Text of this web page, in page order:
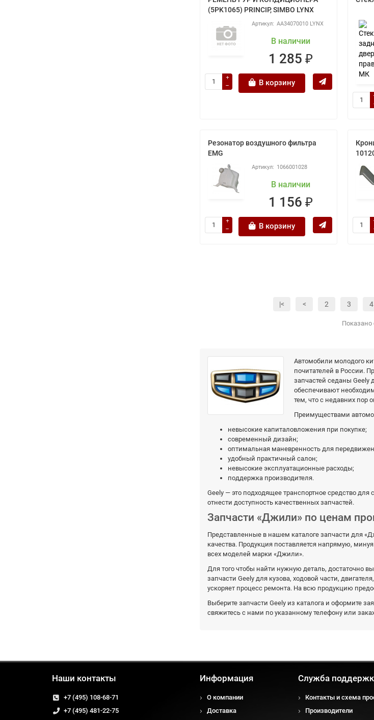
(5PK1065) PRINCIP, SIMBO LYNX
AA34070010 LYNX
В наличии
1 285 ₽
В корзину
Резонатор воздушного фильтра
EMG
1066001028
В наличии
1 156 ₽
В корзину
|< < 2 3 4
Показано
Автомобили молодого
почитателей в России.
запчастей седаны Geely
обеспечивают
тем, что с недавних пор
Преимуществами
невысокие капиталовложения при покупке;
современный дизайн;
оптимальная маневренность для
удобный практичный салон;
невысокие эксплуатационные расходы;
поддержка производителя.
Geely — это подходящее транспортное средство
отнести доступность качественных запчастей.
Запчасти «Джили» по ценам
Представленные в нашем каталоге запчасти для
качества. Продукция поставляется напрямую,
всех моделей марки «Джили».
Для того чтобы найти нужную деталь, достаточно
запчасти Geely для кузова, ходовой части,
ускоряет процесс ремонта. На всю продукцию
Выберите запчасти Geely из каталога и оформите
свяжитесь с нами по указанному телефону или
Наши контакты
+7 (495) 108-68-71
+7 (495) 481-22-75
Информация
О компании
Доставка
Служба
Контакты и схема
Производители